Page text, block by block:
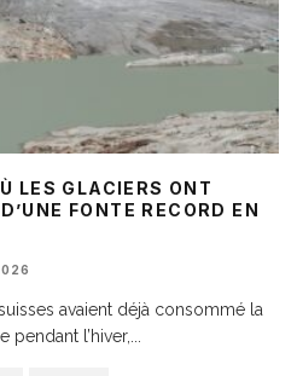
LES GLACIERS ONT
FONTE RECORD EN
avaient déjà consommé la
pendant l’hiver,